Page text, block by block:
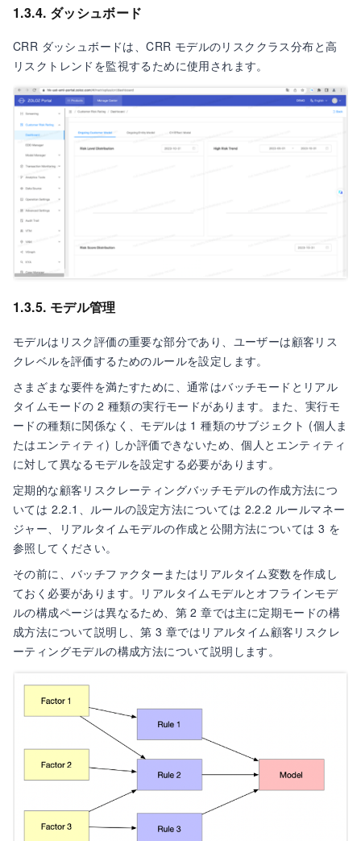
1.3.4. ダッシュボード
CRR ダッシュボードは、CRR モデルのリスククラス分布と高
リスクトレンドを監視するために使用されます。
1.3.5. モデル管理
モデルはリスク評価の重要な部分であり、ユーザーは顧客リス
クレベルを評価するためのルールを設定します。
さまざまな要件を満たすために、通常はバッチモードとリアル
タイムモードの 2 種類の実行モードがあります。また、実行モ
ードの種類に関係なく、モデルは 1 種類のサブジェクト (個人ま
たはエンティティ) しか評価できないため、個人とエンティティ
に対して異なるモデルを設定する必要があります。
定期的な顧客リスクレーティングバッチモデルの作成方法につ
いては 2.2.1、ルールの設定方法については 2.2.2 ルールマネー
ジャー、リアルタイムモデルの作成と公開方法については 3 を
参照してください。
その前に、バッチファクターまたはリアルタイム変数を作成し
ておく必要があります。リアルタイムモデルとオフラインモデ
ルの構成ページは異なるため、第 2 章では主に定期モードの構
成方法について説明し、第 3 章ではリアルタイム顧客リスクレ
ーティングモデルの構成方法について説明します。